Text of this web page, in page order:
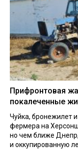
Прифронтовая
покалеченные
Чуйка, бронежилет
фермера на
но чем ближе
и оккупированную